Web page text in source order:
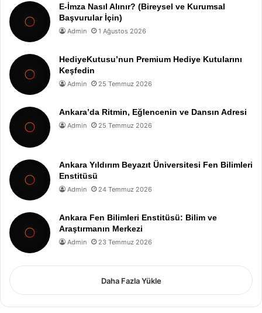
E-İmza Nasıl Alınır? (Bireysel ve Kurumsal
Başvurular İçin)
Admin 1 Ağustos 2026
HediyeKutusu’nun Premium Hediye Kutularını
Keşfedin
Admin 25 Temmuz 2026
Ankara’da Ritmin, Eğlencenin ve Dansın Adresi
Admin 25 Temmuz 2026
Ankara Yıldırım Beyazıt Üniversitesi Fen Bilimleri
Enstitüsü
Admin 24 Temmuz 2026
Ankara Fen Bilimleri Enstitüsü: Bilim ve
Araştırmanın Merkezi
Admin 23 Temmuz 2026
Daha Fazla Yükle